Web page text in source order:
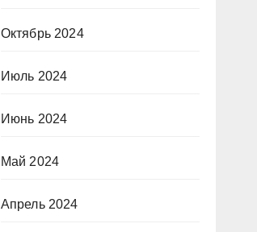
Октябрь 2024
Июль 2024
Июнь 2024
Май 2024
Апрель 2024